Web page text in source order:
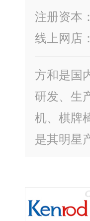
注册资本
线上网店：
方和是国
研发、生
机、棋牌
是其明星